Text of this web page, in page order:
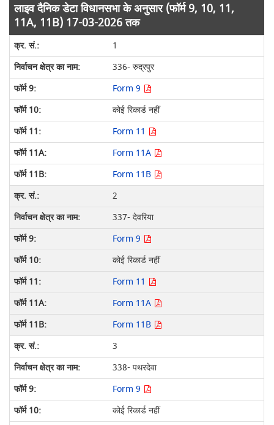
लाइव दैनिक डेटा विधानसभा के अनुसार (फॉर्म 9, 10, 11,
11A, 11B) 17-03-2026 तक
1
336- रुद्रपुर
Form 9
कोई रिकार्ड नहीं
Form 11
Form 11A
Form 11B
2
337- देवरिया
Form 9
कोई रिकार्ड नहीं
Form 11
Form 11A
Form 11B
3
338- पथरदेवा
Form 9
कोई रिकार्ड नहीं